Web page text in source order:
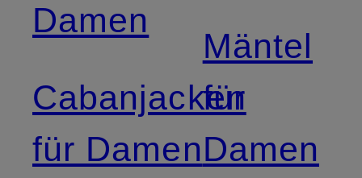
Damen
Cabanjacken
für Damen
Mäntel
für
Damen